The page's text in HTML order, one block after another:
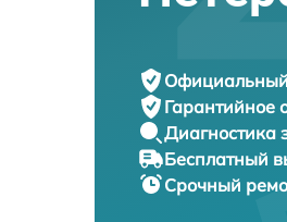
Гарантийное
Диагностика
Бесплатный
Срочный